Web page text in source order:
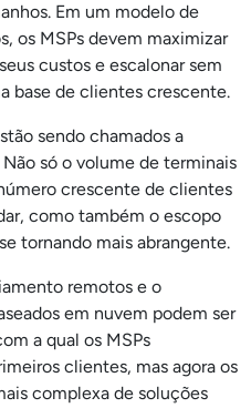
Em um modelo de
os MSPs devem maximizar
custos e escalonar sem
base de clientes crescente.
sendo chamados a
só o volume de terminais
crescente de clientes
como também o escopo
tornando mais abrangente.
remotos e o
em nuvem podem ser
a qual os MSPs
clientes, mas agora os
complexa de soluções